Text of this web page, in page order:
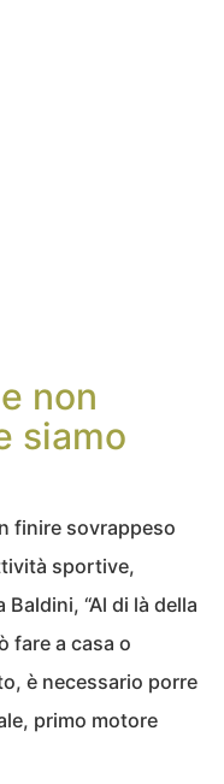
non
siamo
finire sovrappeso
sportive,
“Al di là della
fare a casa o
è necessario porre
primo motore